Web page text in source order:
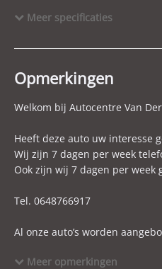
Motorrijtuigenbelasting
Modeldatum vanaf
Accucapaciteit
Emissieklasse
Max. trekgewicht ongeremd
BTW verrekenbaar
APK
Accu laadvermogen
WLTP-emissie gecombineerd
Meer specificaties
Opmerkingen
Welkom bij Autocentre Van
Heeft deze auto uw interesse
Wij zijn 7 dagen per week
Ook zijn wij 7 dagen per week
Tel. 0648766917
Al onze auto’s worden
Meer opmerkingen